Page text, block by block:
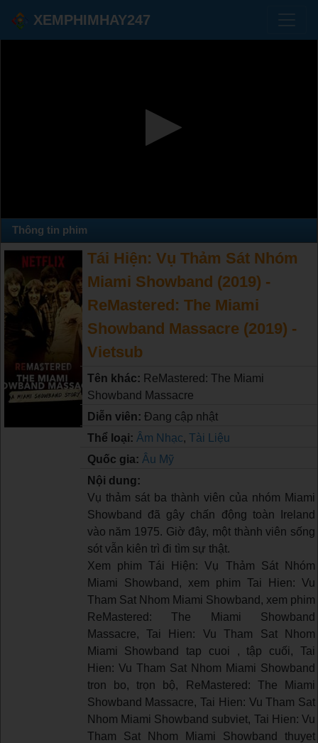
XEMPHIMHAY247
Thông tin phim
Tái Hiện: Vụ Thảm Sát Nhóm
Miami Showband (2019) -
ReMastered: The Miami
Showband Massacre (2019) -
Vietsub
Tên khác: ReMastered: The Miami
Showband Massacre
Diễn viên: Đang cập nhật
Thể loại: Âm Nhạc, Tài Liệu
Quốc gia: Âu Mỹ
Nội dung:
Vụ thảm sát ba thành viên của nhóm Miami
Showband đã gây chấn động toàn Ireland
vào năm 1975. Giờ đây, một thành viên sống
sót vẫn kiên trì đi tìm sự thật.
Xem phim Tái Hiện: Vụ Thảm Sát Nhóm
Miami Showband, xem phim Tai Hien: Vu
Tham Sat Nhom Miami Showband, xem phim
ReMastered: The Miami Showband
Massacre, Tai Hien: Vu Tham Sat Nhom
Miami Showband tap cuoi , tập cuối, Tai
Hien: Vu Tham Sat Nhom Miami Showband
tron bo, trọn bộ, ReMastered: The Miami
Showband Massacre, Tai Hien: Vu Tham Sat
Nhom Miami Showband subviet, Tai Hien: Vu
Tham Sat Nhom Miami Showband thuyet